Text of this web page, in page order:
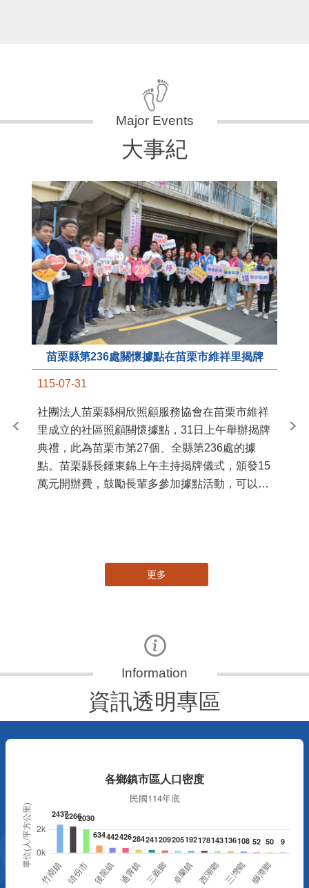
大事紀
苗栗縣第236處關懷據點在苗栗市維祥里揭牌
115-07-31
社團法人苗栗縣桐欣照顧服務協會在苗栗市維祥
里成立的社區照顧關懷據點，31日上午舉辦揭牌
典禮，此為苗栗市第27個、全縣第236處的據
點。苗栗縣長鍾東錦上午主持揭牌儀式，頒發15
萬元開辦費，鼓勵長輩多參加據點活動，可以更
苗
更多
資訊透明專區